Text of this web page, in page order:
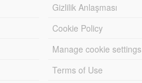
Gizlilik Anlaşması
Cookie Policy
Manage cookie settings
Terms of Use